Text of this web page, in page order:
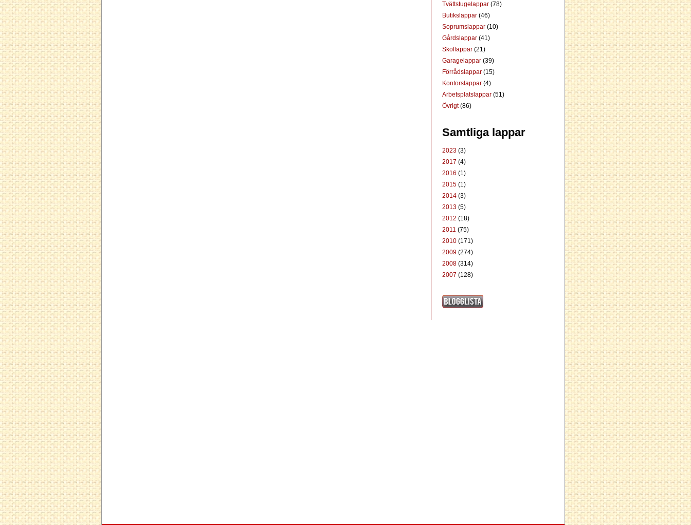
Tvättstugelappar (78)
Butikslappar (46)
Soprumslappar (10)
Gårdslappar (41)
Skollappar (21)
Garagelappar (39)
Förrådslappar (15)
Kontorslappar (4)
Arbetsplatslappar (51)
Övrigt(86)
Samtliga lappar
2023 (3)
2017 (4)
2016 (1)
2015 (1)
2014 (3)
2013 (5)
2012 (18)
2011 (75)
2010 (171)
2009 (274)
2008 (314)
2007 (128)